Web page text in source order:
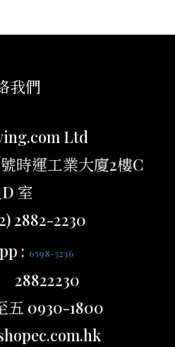
我們
Ltd
時運工業大廈2樓C
室
2882-2230
: 6598-5236
五 0930-1800